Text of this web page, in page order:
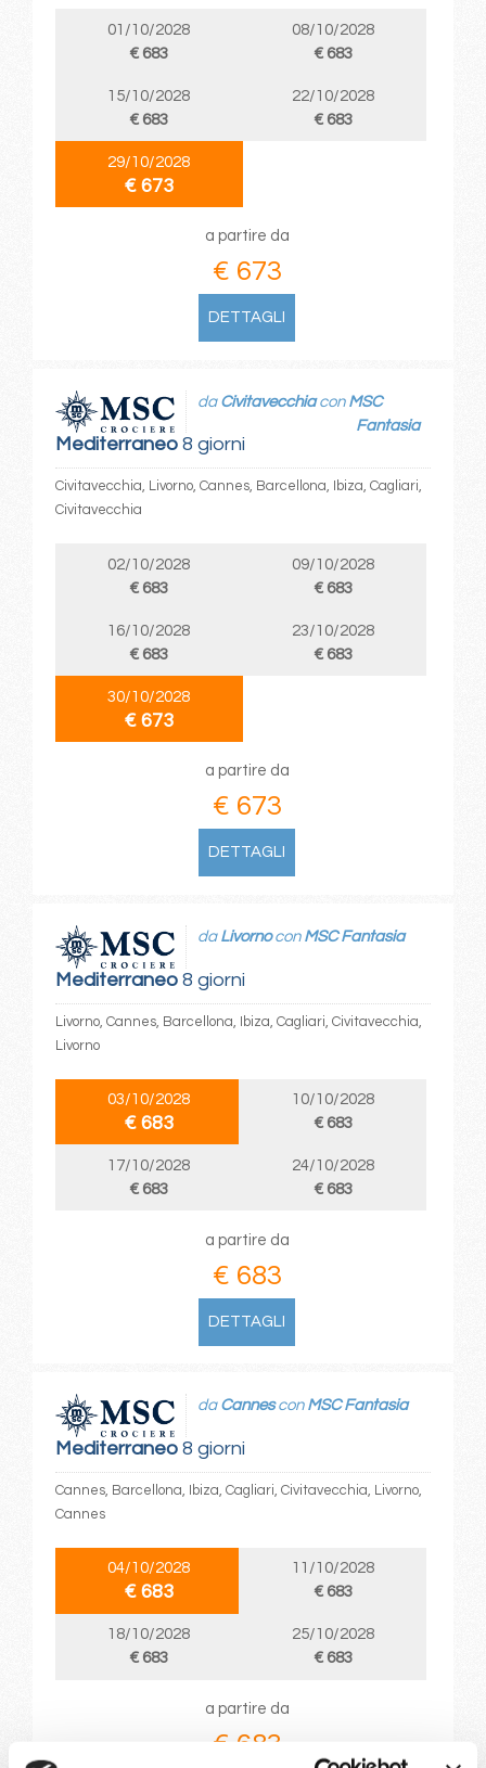
01/10/2028
€ 683
08/10/2028
€ 683
15/10/2028
€ 683
22/10/2028
€ 683
29/10/2028
€ 673
a partire da
€ 673
DETTAGLI
Mediterraneo8 giorni
da Civitavecchiacon MSC
Fantasia
Civitavecchia, Livorno, Cannes, Barcellona, Ibiza, Cagliari,
Civitavecchia
02/10/2028
€ 683
09/10/2028
€ 683
16/10/2028
€ 683
23/10/2028
€ 683
30/10/2028
€ 673
a partire da
€ 673
DETTAGLI
Mediterraneo8 giorni
da Livornocon MSC Fantasia
Livorno, Cannes, Barcellona, Ibiza, Cagliari, Civitavecchia,
Livorno
03/10/2028
€ 683
10/10/2028
€ 683
17/10/2028
€ 683
24/10/2028
€ 683
a partire da
€ 683
DETTAGLI
Mediterraneo8 giorni
da Cannescon MSC Fantasia
Cannes, Barcellona, Ibiza, Cagliari, Civitavecchia, Livorno,
Cannes
04/10/2028
€ 683
11/10/2028
€ 683
18/10/2028
€ 683
25/10/2028
€ 683
a partire da
€ 683